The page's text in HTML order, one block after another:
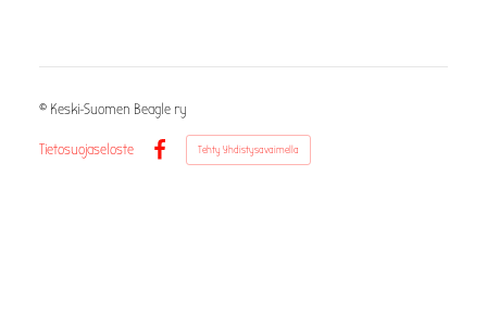
© Keski-Suomen Beagle ry
Tietosuojaseloste
Facebook
Tehty Yhdistysavaimella